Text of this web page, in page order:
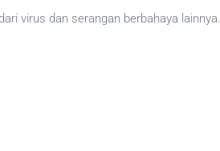
virus dan serangan berbahaya